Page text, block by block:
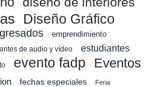
Diseño Gráfico
emprendimiento
de audio y vídeo
estudiantes
evento fadp
Eventos
fechas especiales Feria